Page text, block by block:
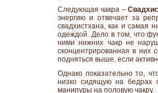
Следующая чакра –
энергию и отвечает за
свадхистхана, как и самая
одеждой. Дело в том, что
ними нижних чакр не
сконцентрированная в них
подняться выше, если
Однако показательно то,
низко сидящую на бедрах
манипуры на половую чакру.